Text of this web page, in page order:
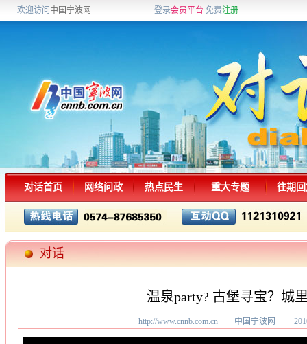
欢迎访问 中国宁波网 登录会员平台 免费注册
对话首页 网络问政 热点民生 重大专题 往期
对话
温泉party? 古堡寻宝？城
http://www.cnnb.com.cn 中国宁波网